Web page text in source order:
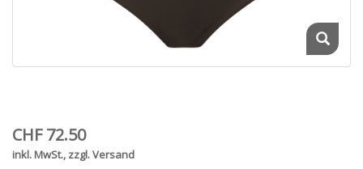
CHF 72.50
inkl. MwSt., zzgl. Versand